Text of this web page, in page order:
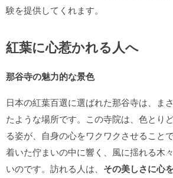
験を提供してくれます。
紅葉に心惹かれる人へ
那谷寺の魅力的な景色
日本の紅葉百選に選ばれた那谷寺は、ま
たような場所です。この寺院は、色とり
る姿が、自身の心をワクワクさせること
着いた佇まいの中に響く、風に揺れる木
いのです。訪れる人は、 その美しさに心